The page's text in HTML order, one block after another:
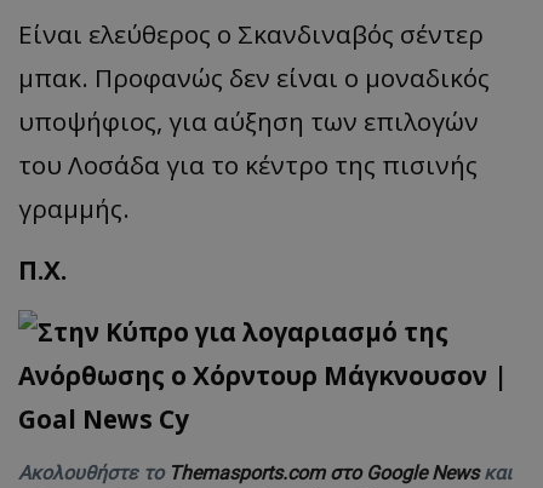
Είναι ελεύθερος ο Σκανδιναβός σέντερ
μπακ. Προφανώς δεν είναι ο μοναδικός
υποψήφιος, για αύξηση των επιλογών
του Λοσάδα για το κέντρο της πισινής
γραμμής.
Π.Χ.
Ακολουθήστε το Themasports.com στο Google Newsκαι